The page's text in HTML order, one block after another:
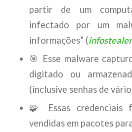
partir de um
infectado por um
informações” (infostealer
🎯 Esse malware
digitado ou
(inclusive senhas de
🧩 Essas credenciais
vendidas em pacotes